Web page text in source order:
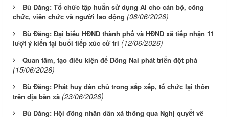
Bù Đăng: Tổ chức tập huấn sử dụng AI cho cán bộ, công
chức, viên chức và người lao động (08/06/2026)
Bù Đăng: Đại biểu HĐND thành phố và HĐND xã tiếp nhận 11
lượt ý kiến tại buổi tiếp xúc cử tri (12/06/2026)
Quan tâm, tạo điều kiện để Đồng Nai phát triển đột phá
(15/06/2026)
Bù Đăng: Phát huy dân chủ trong sắp xếp, tổ chức lại thôn
trên địa bàn xã (23/06/2026)
Bù Đăng: Hội đồng nhân dân xã thông qua Nghị quyết về